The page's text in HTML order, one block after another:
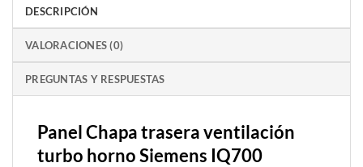
DESCRIPCIÓN
VALORACIONES (0)
PREGUNTAS Y RESPUESTAS
Panel Chapa trasera ventilación
turbo horno Siemens IQ700